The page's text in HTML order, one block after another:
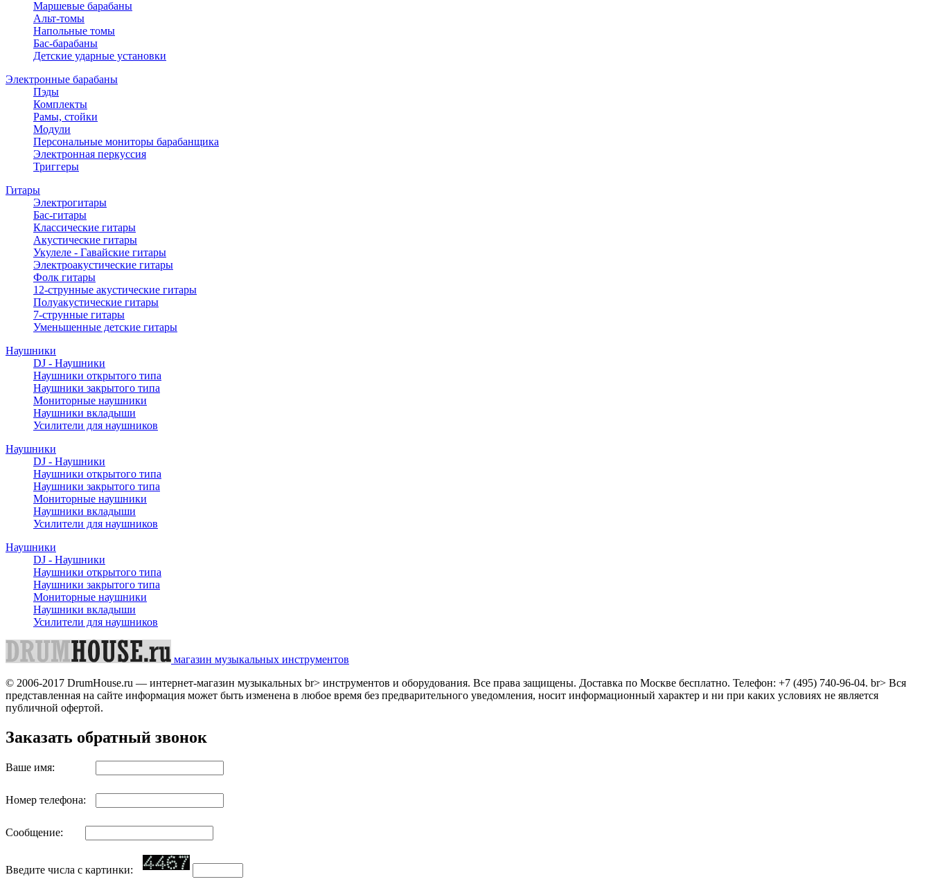
Маршевые барабаны
Альт-томы
Напольные томы
Бас-барабаны
Детские ударные установки
Электронные барабаны
Пэды
Комплекты
Рамы, стойки
Модули
Персональные мониторы барабанщика
Электронная перкуссия
Триггеры
Гитары
Электрогитары
Бас-гитары
Классические гитары
Акустические гитары
Укулеле - Гавайские гитары
Электроакустические гитары
Фолк гитары
12-струнные акустические гитары
Полуакустические гитары
7-струнные гитары
Уменьшенные детские гитары
Наушники
DJ - Наушники
Наушники открытого типа
Наушники закрытого типа
Мониторные наушники
Наушники вкладыши
Усилители для наушников
Наушники
DJ - Наушники
Наушники открытого типа
Наушники закрытого типа
Мониторные наушники
Наушники вкладыши
Усилители для наушников
Наушники
DJ - Наушники
Наушники открытого типа
Наушники закрытого типа
Мониторные наушники
Наушники вкладыши
Усилители для наушников
магазин музыкальных инструментов
© 2006-2017 DrumHouse.ru — интернет-магазин музыкальных br> инструментов и оборудования. Все права защищены. Доставка по Москве бесплатно. Телефон: +7 (495) 740-96-04. br> Вся
представленная на сайте информация может быть изменена в любое время без предварительного уведомления, носит информационный характер и ни при каких условиях не является
публичной офертой.
Заказать обратный звонок
Ваше имя:
Номер телефона:
Сообщение:
Введите числа с картинки: